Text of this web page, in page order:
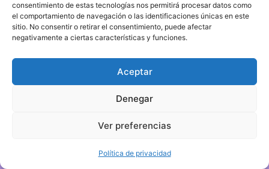
consentimiento de estas tecnologías nos permitirá procesar datos como
el comportamiento de navegación o las identificaciones únicas en este
sitio. No consentir o retirar el consentimiento, puede afectar
negativamente a ciertas características y funciones.
Aceptar
Denegar
Ver preferencias
Política de privacidad